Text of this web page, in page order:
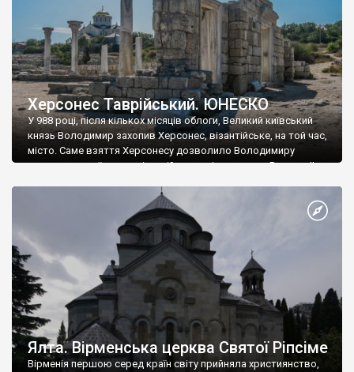
Херсонес Таврійський. ЮНЕСКО
У 988 році, після кількох місяців облоги, Великий київський
князь Володимир захопив Херсонес, візантійське, на той час,
місто. Саме взяття Херсонесу дозволило Володимиру
диктувати свої умови візантійському імператору Василю ІІ, та
Херсонесі Володимир-язичник, став Василем-християнином.
А потім було Хрещення Русі. На честь Херсонесу Таврійського
Ялта. Вірменська церква Святої Ріпсіме
Вірменія першою серед країн світу прийняла християнство,